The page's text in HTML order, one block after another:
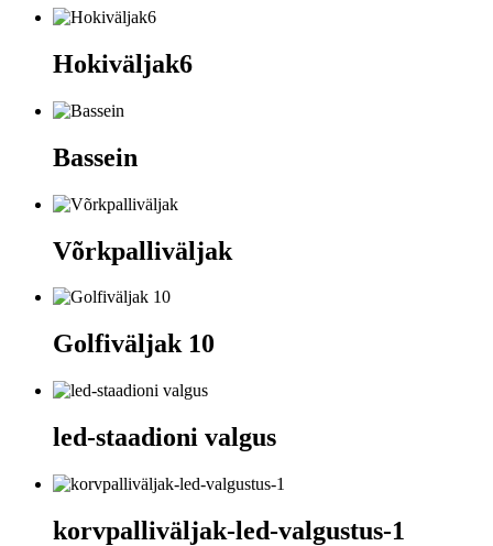
Hokiväljak6
Bassein
Võrkpalliväljak
Golfiväljak 10
led-staadioni valgus
korvpalliväljak-led-valgustus-1